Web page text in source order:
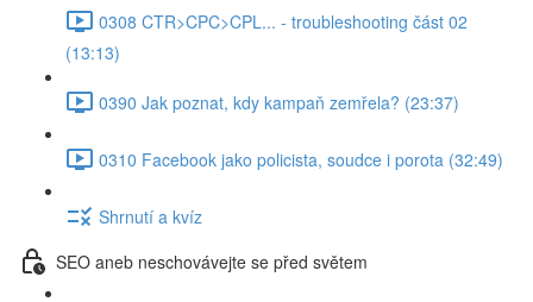
0308 CTR>CPC>CPL... - troubleshooting část 02
(13:13)
0390 Jak poznat, kdy kampaň zemřela? (23:37)
0310 Facebook jako policista, soudce i porota (32:49)
Shrnutí a kvíz
SEO aneb neschovávejte se před světem